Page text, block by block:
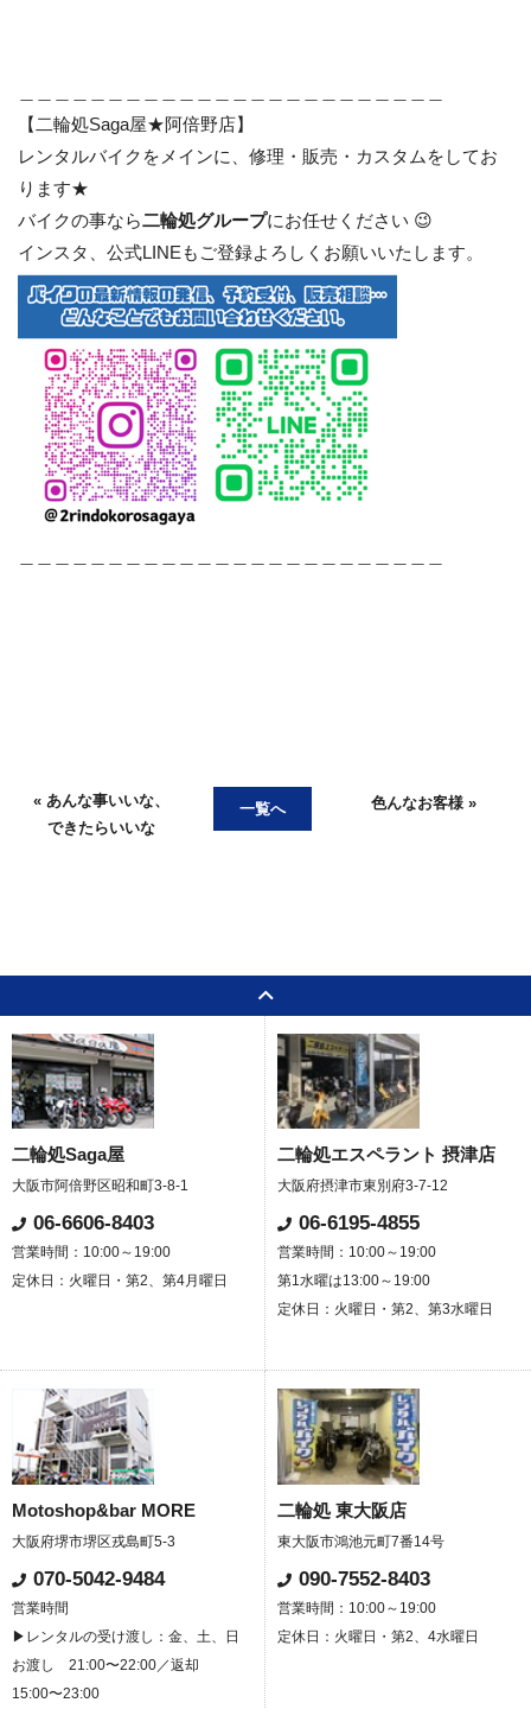
【二輪処Saga屋★阿倍野店】
レンタルバイクをメインに、修理・販売・カスタムをしてお
ります★
バイクの事なら二輪処グループにお任せください 😉
インスタ、公式LINEもご登録よろしくお願いいたします。
« あんな事いいな、
できたらいいな
一覧へ 色んなお客様 »
二輪処Saga屋
大阪市阿倍野区昭和町3-8-1
06-6606-8403
営業時間：10:00～19:00
定休日：火曜日・第2、第4月曜日
二輪処エスペラント 摂津店
大阪府摂津市東別府3-7-12
06-6195-4855
営業時間：10:00～19:00
第1水曜は13:00～19:00
定休日：火曜日・第2、第3水曜日
Motoshop&bar MORE
大阪府堺市堺区戎島町5-3
070-5042-9484
営業時間
▶レンタルの受け渡し：金、土、日
お渡し 21:00〜22:00／返却
15:00〜23:00
二輪処 東大阪店
東大阪市鴻池元町7番14号
090-7552-8403
営業時間：10:00～19:00
定休日：火曜日・第2、4水曜日